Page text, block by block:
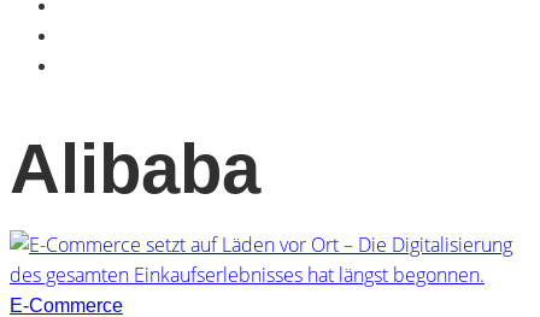
Alibaba
E-Commerce